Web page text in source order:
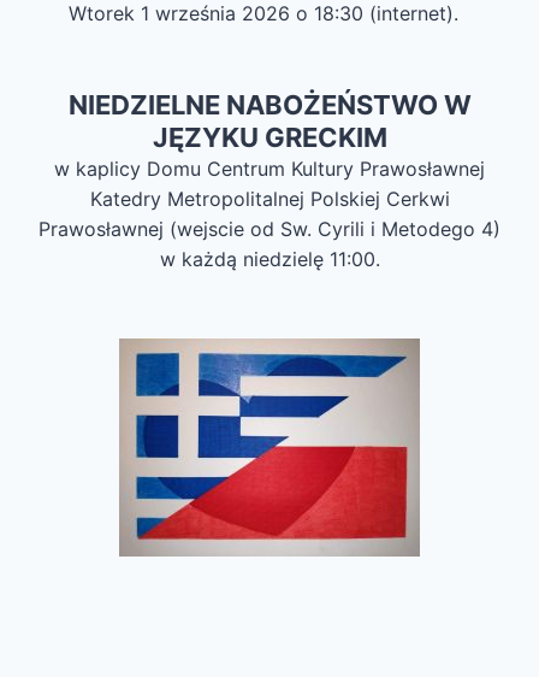
Wtorek 1 września 2026 o 18:30 (internet).
NIEDZIELNE NABOŻEŃSTWO W
JĘZYKU GRECKIM
w kaplicy Domu Centrum Kultury Prawosławnej
Katedry Metropolitalnej Polskiej Cerkwi
Prawosławnej (wejscie od Sw. Cyrili i Metodego 4)
w każdą niedzielę 11:00.